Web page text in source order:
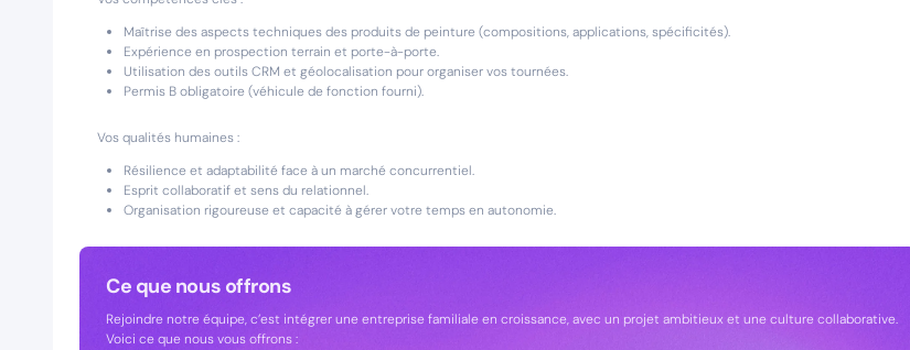
Maîtrise des aspects techniques des produits de peinture (compositions, applications, spécificités).
Expérience en prospection terrain et porte-à-porte.
Utilisation des outils CRM et géolocalisation pour organiser vos tournées.
Permis B obligatoire (véhicule de fonction fourni).
Vos qualités humaines :
Résilience et adaptabilité face à un marché concurrentiel.
Esprit collaboratif et sens du relationnel.
Organisation rigoureuse et capacité à gérer votre temps en autonomie.
Ce que nous offrons
Rejoindre notre équipe, c’est intégrer une entreprise familiale en croissance, avec un projet ambitieux et une culture collaborative.
Voici ce que nous vous offrons :